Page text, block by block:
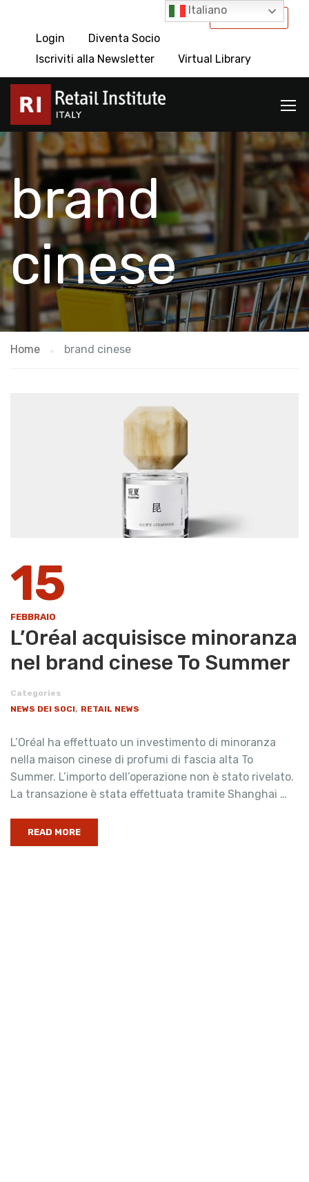
International
Login
Diventa Socio
Iscriviti alla Newsletter
Virtual Library
brand
cinese
Home brand cinese
15
FEBBRAIO
L’Oréal acquisisce minoranza
nel brand cinese To Summer
Categories
NEWS DEI SOCI, RETAIL NEWS
L’Oréal ha effettuato un investimento di minoranza
nella maison cinese di profumi di fascia alta To
Summer. L’importo dell’operazione non è stato rivelato.
La transazione è stata effettuata tramite Shanghai …
READ MORE
Italiano